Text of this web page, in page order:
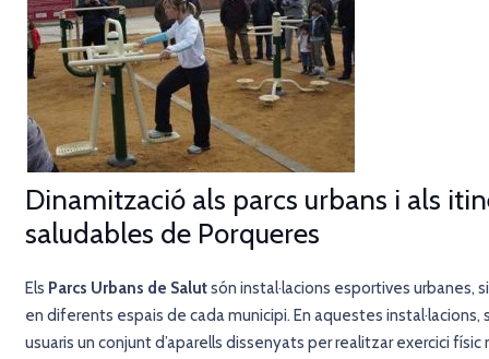
Dinamització als parcs urbans i als
saludables de Porqueres
Els Parcs Urbans de Salutsón instal·lacions esportives urbanes,
en diferents espais de cada municipi. En aquestes instal·lacions,
usuaris un conjunt d’aparells dissenyats per realitzar exercici